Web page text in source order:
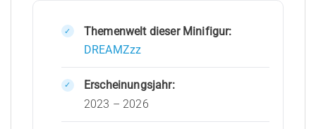
Themenwelt dieser Minifigur:
DREAMZzz
Erscheinungsjahr:
2023 – 2026